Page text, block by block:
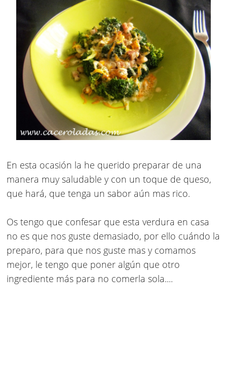
En esta ocasión la he querido preparar de una
manera muy saludable y con un toque de queso,
que hará, que tenga un sabor aún mas rico.
Os tengo que confesar que esta verdura en casa
no es que nos guste demasiado, por ello cuándo la
preparo, para que nos guste mas y comamos
mejor, le tengo que poner algún que otro
ingrediente más para no comerla sola....